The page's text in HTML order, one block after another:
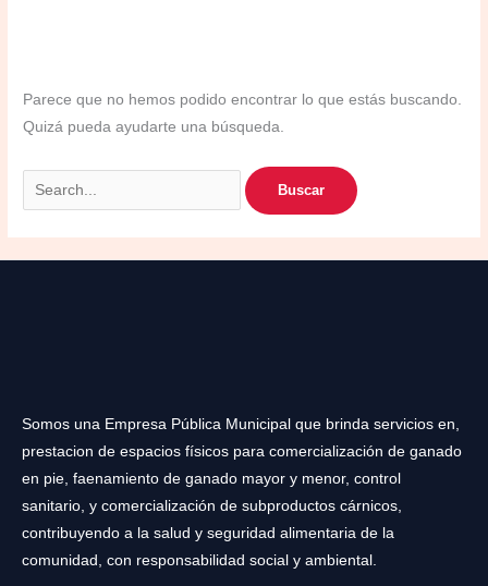
Parece que no hemos podido encontrar lo que estás buscando.
Quizá pueda ayudarte una búsqueda.
Somos una Empresa Pública Municipal que brinda servicios en,
prestacion de espacios físicos para comercialización de ganado
en pie, faenamiento de ganado mayor y menor, control
sanitario, y comercialización de subproductos cárnicos,
contribuyendo a la salud y seguridad alimentaria de la
comunidad, con responsabilidad social y ambiental.